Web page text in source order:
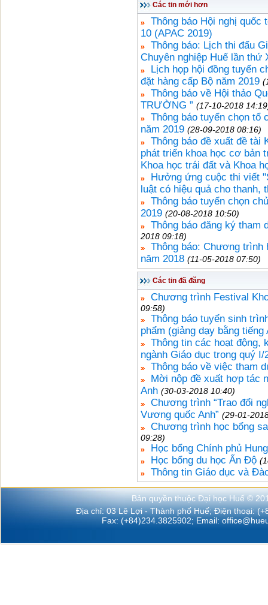
Các tin mới hơn
Thông báo Hội nghị
10 (APAC 2019)
Thông báo: Lịch thi đấu
Chuyên nghiệp Huế lần thứ
Lịch họp hội đồng tuyển
đặt hàng cấp Bộ năm 2019
Thông báo về Hội thảo
TRƯỜNG ” (17-10-2018
Thông báo tuyển chọn tổ
năm 2019 (28-09-2018 08:16)
Thông báo đề xuất đề tài
phát triển khoa học cơ bản
Khoa học trái đất và Khoa
Hưởng ứng cuộc thi viết
luật có hiệu quả cho thanh,
Thông báo tuyển chọn
2019 (20-08-2018 10:50)
Thông báo đăng ký tham
2018 09:18)
Thông báo: Chương trình
năm 2018 (11-05-2018 07:50)
Các tin đã đăng
Chương trình Festival
09:58)
Thông báo tuyển sinh
phẩm (giảng dạy bằng tiếng
Thông tin các hoạt động,
ngành Giáo dục trong quý I/
Thông báo về việc tham
Mời nộp đề xuất hợp tác
Anh (30-03-2018 10:40)
Chương trình “Trao đổi
Vương quốc Anh” (29-01-
Chương trình học bổng
09:28)
Học bổng Chính phủ
Học bổng du học Ấn Độ
Thông tin Giáo dục và
Bản quyền thuộc Đại học Huế ©
Địa chỉ: 03 Lê Lợi - Thành phố Huế; Điện thoại:
Fax: (+84)234.3825902; Email: